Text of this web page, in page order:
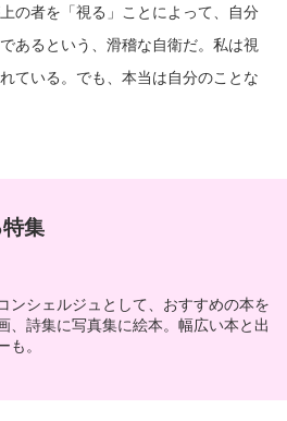
の者を「視る」ことによって、自分
あるという、滑稽な自衛だ。私は視
ている。でも、本当は自分のことな
集
ンシェルジュとして、おすすめの本を
、詩集に写真集に絵本。幅広い本と出
。